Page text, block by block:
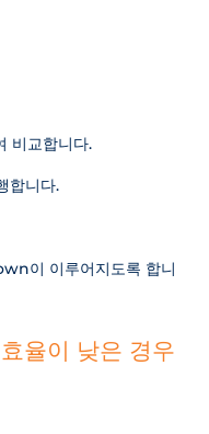
비교합니다.
합니다.
이 이루어지도록 합니
율이 낮은 경우